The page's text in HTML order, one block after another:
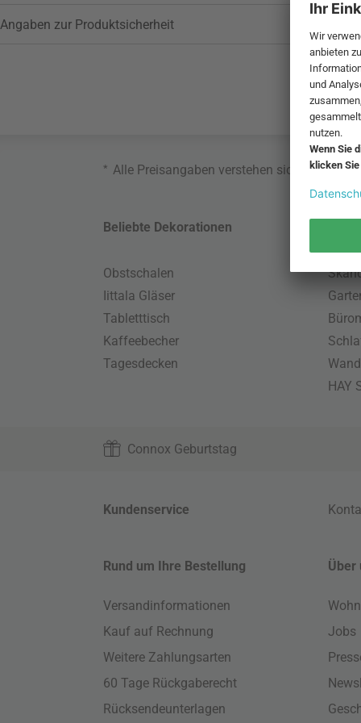
Angaben zur Produktsicherheit
* Alle Preisangaben verstehen sich inklusive
Beliebte Dekorationen
Obstschalen
Iittala Gläser
Tabletttisch
Kaffeebecher
Tagesdecken
HAY
Connox Geburtstag
Kundenservice
Rund um Ihre Bestellung
Versandinformationen
Kauf auf Rechnung
Weitere Zahlungsarten
60 Tage Rückgaberecht
Rücksendeunterlagen
Über
Jobs